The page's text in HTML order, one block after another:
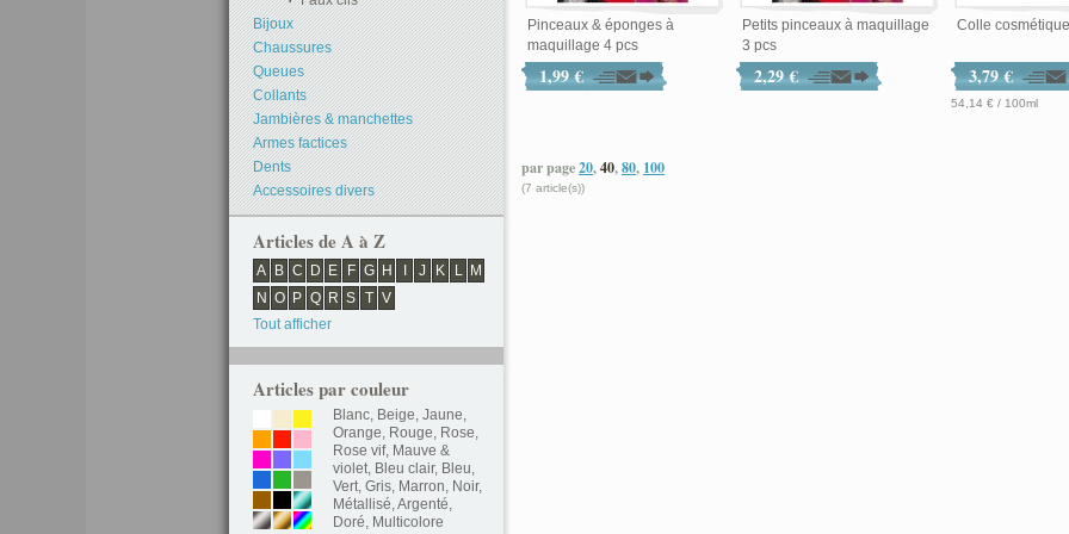
Pinceaux & éponges à
maquillage 4 pcs
1,99 €
Petits pinceaux à maquillage
3 pcs
2,29 €
Colle
3,79 €
54,14 € / 100ml
par page20,40,80, 100
(7 article(s))
Bijoux
Chaussures
Queues
Collants
Jambières & manchettes
Armes factices
Dents
Accessoires divers
Articles de A à Z
A B C D E F G H J K L
M
N O P Q R S T V
Tout afficher
Articles par couleur
Blanc, Beige, Jaune,
Orange, Rouge, Rose,
Rose vif, Mauve &
violet, Bleu clair, Bleu,
Vert, Gris, Marron, Noir,
Métallisé,Argenté,
Doré, Multicolore